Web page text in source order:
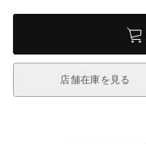
店舗在庫を見る